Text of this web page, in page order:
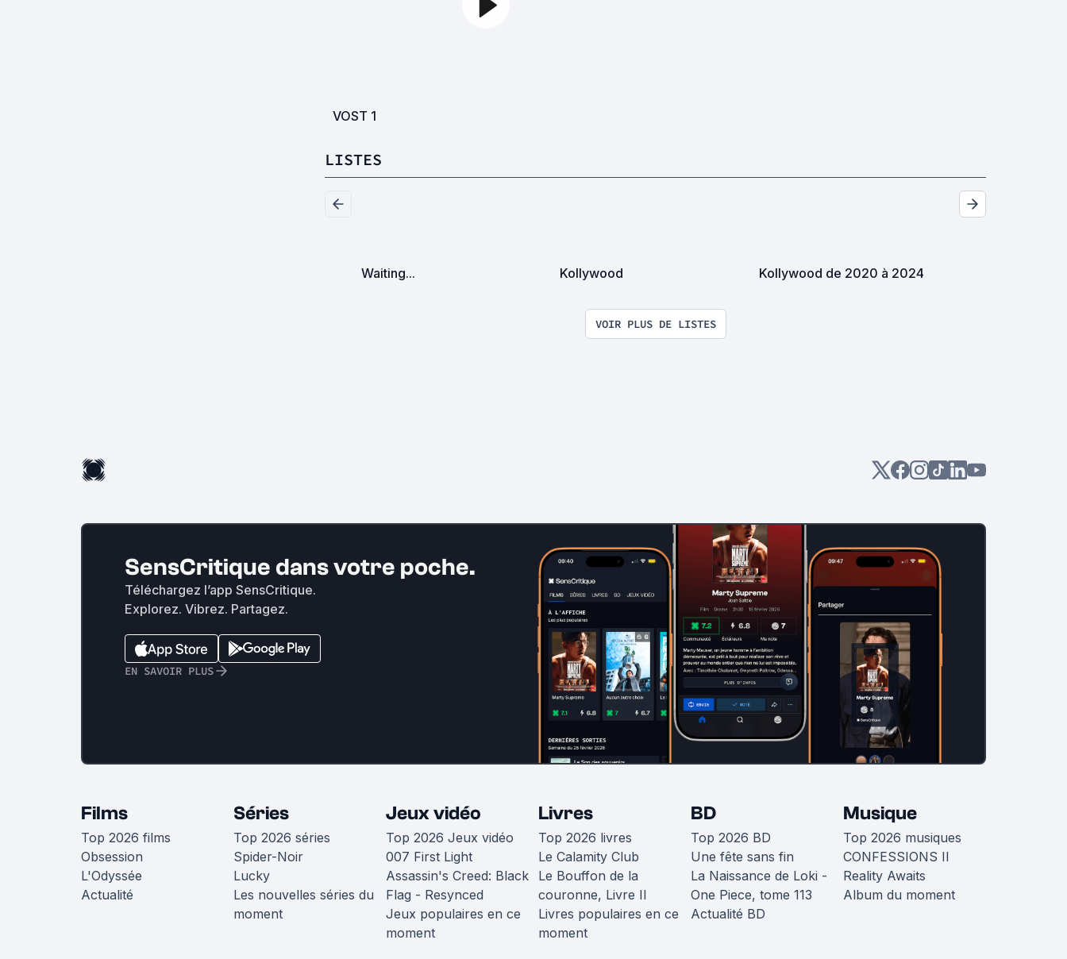
VOST 1
LISTES
Waiting... Kollywood Kollywood de 2020 à 2024
VOIR PLUS DE LISTES
SensCritique dans votre poche.
Téléchargez l’app SensCritique.
Explorez. Vibrez. Partagez.
EN SAVOIR PLUS
Films
Top 2026 films
Obsession
L'Odyssée
Actualité
Séries
Top 2026 séries
Spider-Noir
Lucky
Les nouvelles séries du
moment
Jeux vidéo
Top 2026 Jeux vidéo
007 First Light
Assassin's Creed: Black
Flag - Resynced
Jeux populaires en ce
moment
Livres
Top 2026 livres
Le Calamity Club
Le Bouffon de la
couronne, Livre II
Livres populaires en ce
moment
BD
Top 2026 BD
Une fête sans fin
La Naissance de Loki -
One Piece, tome 113
Actualité BD
Musique
Top 2026 musiques
CONFESSIONS II
Reality Awaits
Album du moment